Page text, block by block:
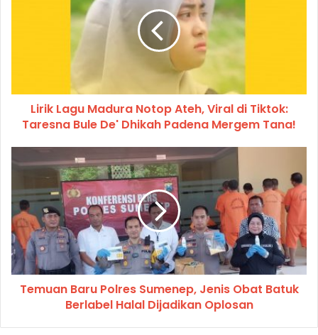
Lirik Lagu Madura Notop Ateh, Viral di Tiktok:
Taresna Bule De' Dhikah Padena Mergem Tana!
Temuan Baru Polres Sumenep, Jenis Obat Batuk
Berlabel Halal Dijadikan Oplosan